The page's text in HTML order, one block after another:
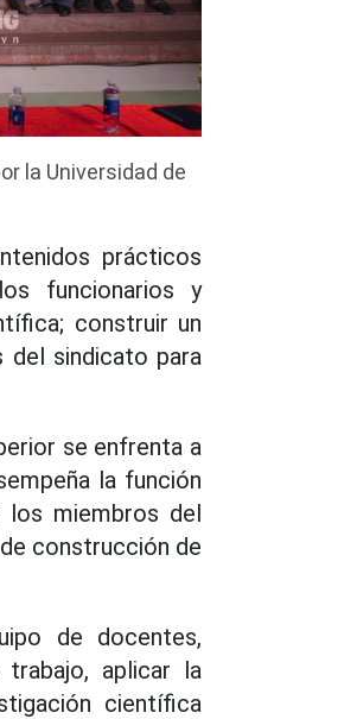
la Universidad de
prácticos
funcionarios y
construir un
del sindicato para
se enfrenta a
la función
miembros del
construcción de
de docentes,
aplicar la
científica